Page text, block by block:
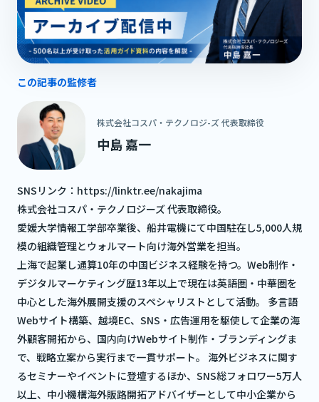
この記事の監修者
株式会社コスパ・テクノロジ-ズ 代表取締役
中島 嘉一
SNSリンク： https://linktr.ee/nakajima
株式会社コスパ・テクノロジーズ 代表取締役。
愛媛大学情報工学部卒業後、船井電機にて中国駐在し5,000人規
模の組織管理とウォルマート向け海外営業を担当。
上海で起業し通算10年の中国ビジネス経験を持つ。Web制作・
デジタルマーケティング歴13年以上で現在は英語圏・中華圏を
中心とした海外展開支援のスペシャリストとして活動。 多言語
Webサイト構築、越境EC、SNS・広告運用を駆使して企業の海
外顧客開拓から、国内向けWebサイト制作・ブランディングま
で、戦略立案から実行まで一貫サポート。 海外ビジネスに関す
るセミナーやイベントに登壇するほか、SNS総フォロワー5万人
以上、中小機構海外販路開拓アドバイザーとして中小企業から